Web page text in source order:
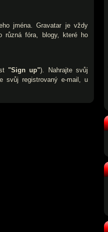
jména. Gravatar je vždy
různá fóra, blogy, které ho
"Sign up"). Nahrajte svůj
svůj registrovaný e-mail, u